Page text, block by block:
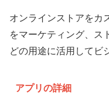
オンラインストアをカ
をマーケティング、ス
どの用途に活用してビ
アプリの詳細